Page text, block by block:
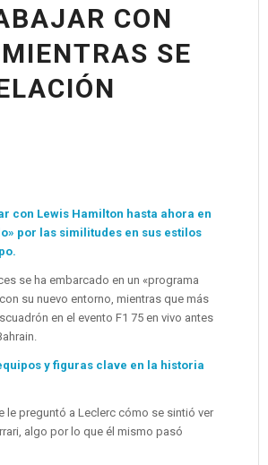
CON
SE
con Lewis Hamilton hasta ahora en
por las similitudes en sus estilos
se ha embarcado en un «programa
su nuevo entorno, mientras que más
en el evento F1 75 en vivo antes
y figuras clave en la historia
le preguntó a Leclerc cómo se sintió ver
algo por lo que él mismo pasó